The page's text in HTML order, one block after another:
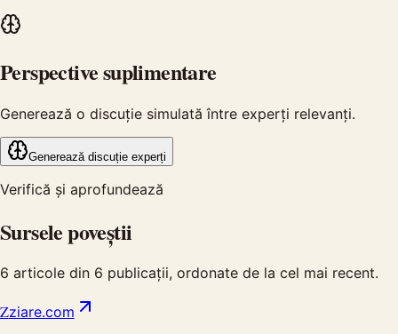
Perspective suplimentare
Generează o discuție simulată între experți relevanți.
Generează discuție experți
Verifică și aprofundează
Sursele poveștii
6 articole din 6 publicații, ordonate de la cel mai recent.
Zziare.com